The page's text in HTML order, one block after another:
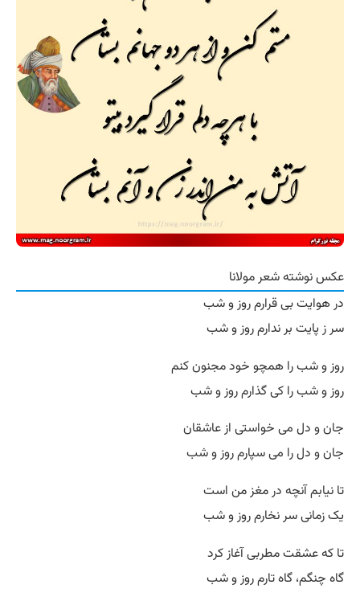
عکس نوشته شعر مولانا
در هوایت بی قرارم روز و شب
سر ز پایت بر ندارم روز و شب
روز و شب را همچو خود مجنون کنم
روز و شب را کی گذارم روز و شب
جان و دل می خواستی از عاشقان
جان و دل را می سپارم روز و شب
تا نیابم آنچه در مغز من است
یک زمانی سر نخارم روز و شب
تا که عشقت مطربی آغاز کرد
گاه چنگم، گاه تارم روز و شب